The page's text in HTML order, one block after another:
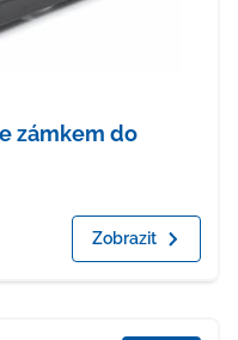
zámkem do
Zobrazit